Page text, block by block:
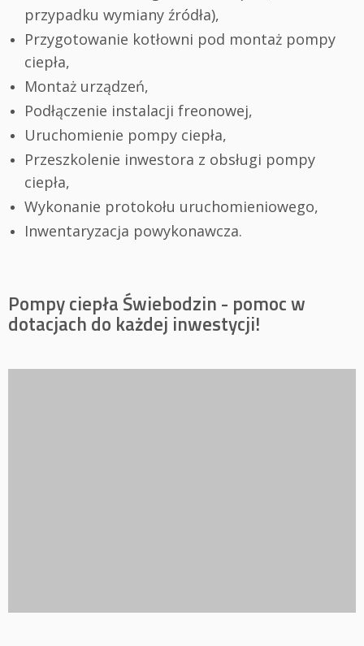
przypadku wymiany źródła),
Przygotowanie kotłowni pod montaż pompy
ciepła,
Montaż urządzeń,
Podłączenie instalacji freonowej,
Uruchomienie pompy ciepła,
Przeszkolenie inwestora z obsługi pompy
ciepła,
Wykonanie protokołu uruchomieniowego,
Inwentaryzacja powykonawcza.
Pompy ciepła Świebodzin - pomoc w
dotacjach do każdej inwestycji!